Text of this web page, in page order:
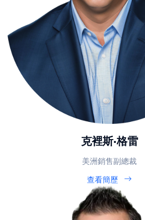
克裡斯·格雷
美洲銷售副總裁
查看簡歷